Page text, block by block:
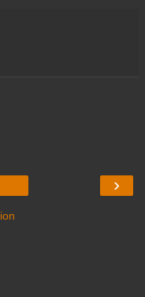
›